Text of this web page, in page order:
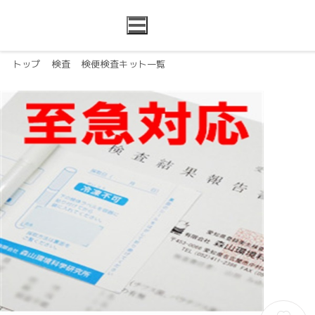
トップ 検査 検便検査キット一覧